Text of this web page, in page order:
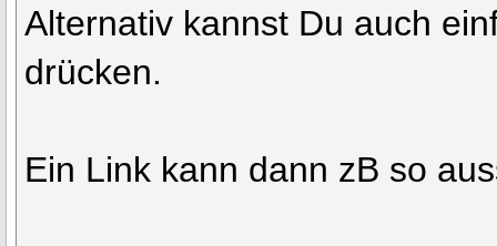
Alternativ kannst Du auch
drücken.
Ein Link kann dann zB so